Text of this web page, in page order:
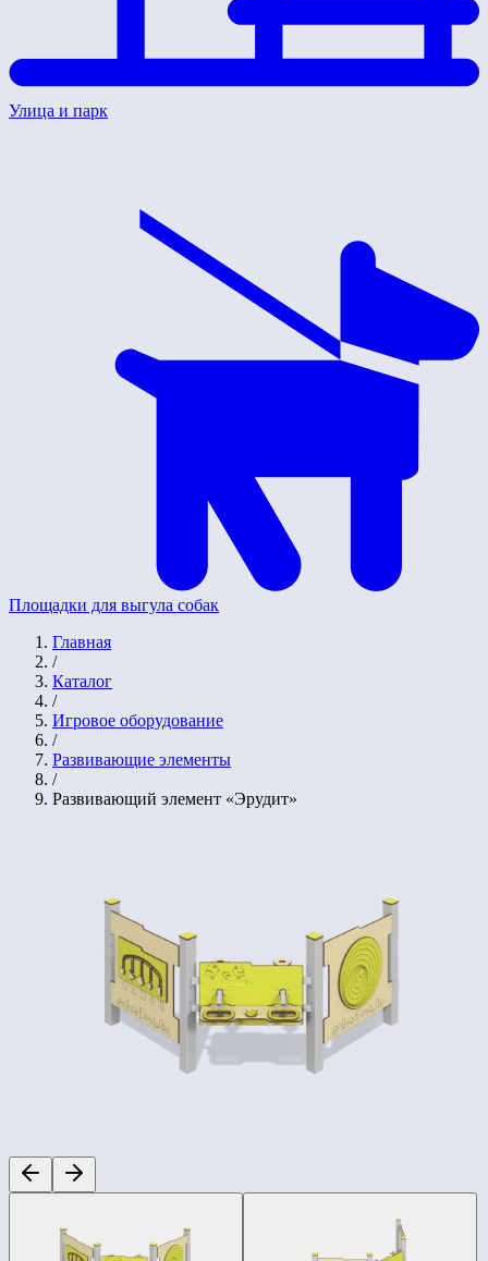
Улица и парк
Площадки для выгула собак
Главная
/
Каталог
/
Игровое оборудование
/
Развивающие элементы
/
Развивающий элемент «Эрудит»